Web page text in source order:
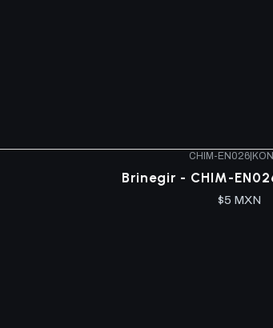
CHIM-EN026|
Brinegir - CHIM-
$5 MXN